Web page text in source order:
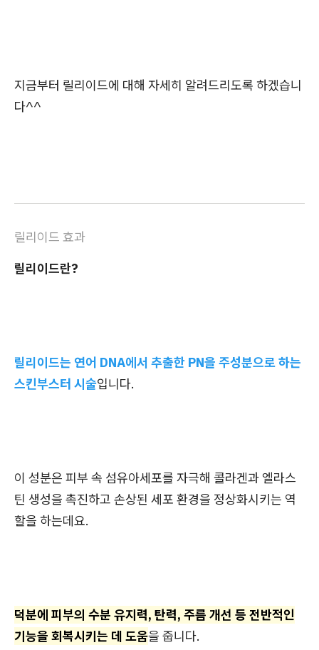
지금부터 릴리이드에 대해 자세히 알려드리도록 하겠습니
다^^
릴리이드 효과
릴리이드란?
릴리이드는 연어 DNA에서 추출한 PN을 주성분으로 하는
스킨부스터 시술입니다.
이 성분은 피부 속 섬유아세포를 자극해 콜라겐과 엘라스
틴 생성을 촉진하고 손상된 세포 환경을 정상화시키는 역
할을 하는데요.
덕분에 피부의 수분 유지력, 탄력, 주름 개선 등 전반적인
기능을 회복시키는 데 도움을 줍니다.